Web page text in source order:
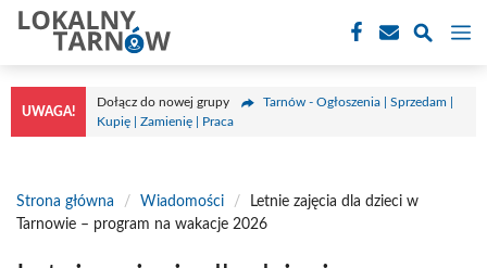
Przejdź
treści
UWAGA!
Dołącz do nowej grupy
Tarnów - Ogłoszenia | Sprzedam |
Kupię | Zamienię | Praca
Strona główna / Wiadomości /
Letnie zajęcia dla dzieci w
Tarnowie – program na wakacje 2026